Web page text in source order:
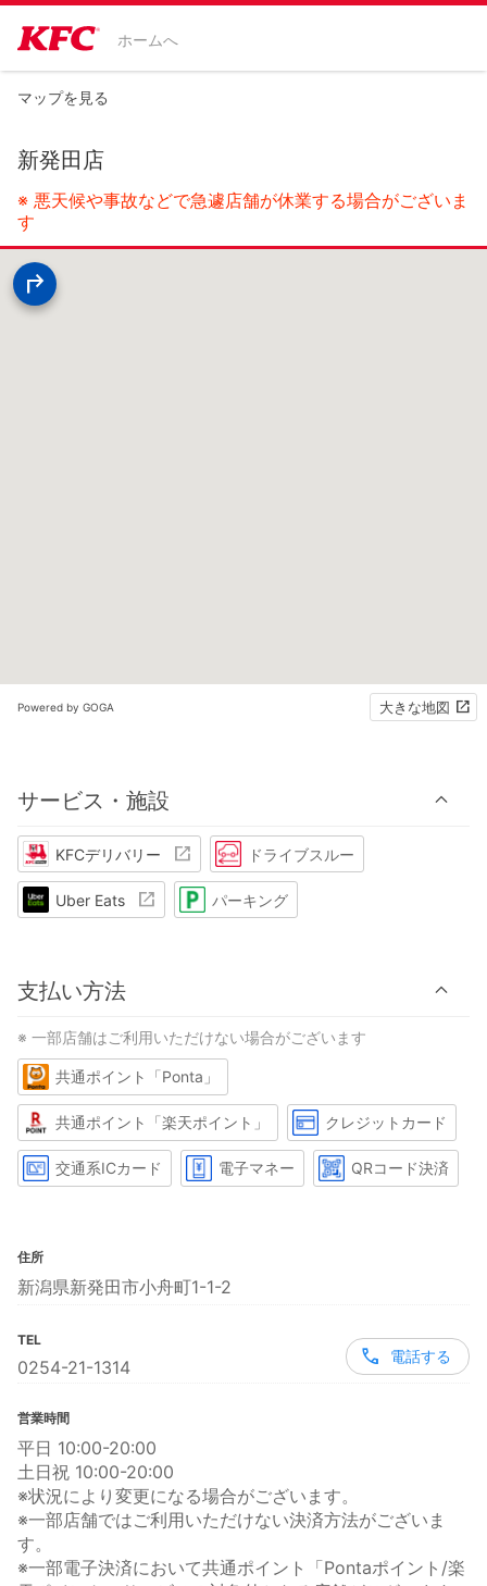
ホームへ
マップを見る
新発田店
※ 悪天候や事故などで急遽店舗が休業する場合がございま
す
Powered by GOGA 大きな地図
サービス・施設
KFCデリバリー ドライブスルー
Uber Eats パーキング
支払い方法
※ 一部店舗はご利用いただけない場合がございます
共通ポイント「Ponta」
共通ポイント「楽天ポイント」 クレジットカード
交通系ICカード 電子マネー QRコード決済
住所
新潟県新発田市小舟町1-1-2
TEL
0254-21-1314
電話する
営業時間
平日 10:00-20:00
土日祝 10:00-20:00
※状況により変更になる場合がございます。
※一部店舗ではご利用いただけない決済方法がございま
す。
※一部電子決済において共通ポイント「Pontaポイント/楽